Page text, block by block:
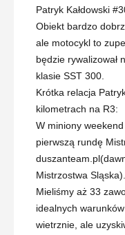
Patryk Kałdowski
Obiekt bardzo
ale motocykl to
będzie rywalizował
klasie SST 300.
Krótka relacja
kilometrach na R3:
W miniony
pierwszą rundę
Mistrzostwa
Mieliśmy aż 33
idealnych
wietrznie, ale